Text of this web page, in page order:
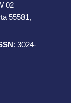
02
55581,
: 3024-